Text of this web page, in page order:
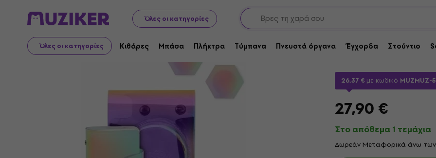
Όλες οι κατηγορίες
Όλες οι κατηγορίες Κιθάρες Μπάσα Πλήκτρα Τύμπανα Πνευστά όργανα Έγχορδα Στούντιο
Ήχος Βίντεο Τεχνολογία Φωτογραφία & βίντεο Αξεσουάρ για φωτογραφία & βίντεο
Fujifilm Instax Mini
Κάμερας
26,37 € με κωδικό MUZMUZ-5
27,90 €
Στο απόθεμα 1 τεμάχια
Δωρεάν Μεταφορικά άνω